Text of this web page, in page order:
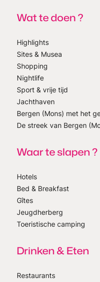
Wat te doen ?
Highlights
Sites & Musea
Shopping
Nightlife
Sport & vrije tijd
Jachthaven
Bergen (Mons) met het
De streek van Bergen
Waar te slapen ?
Hotels
Bed & Breakfast
Gîtes
Jeugdherberg
Toeristische camping
Drinken & Eten
Restaurants